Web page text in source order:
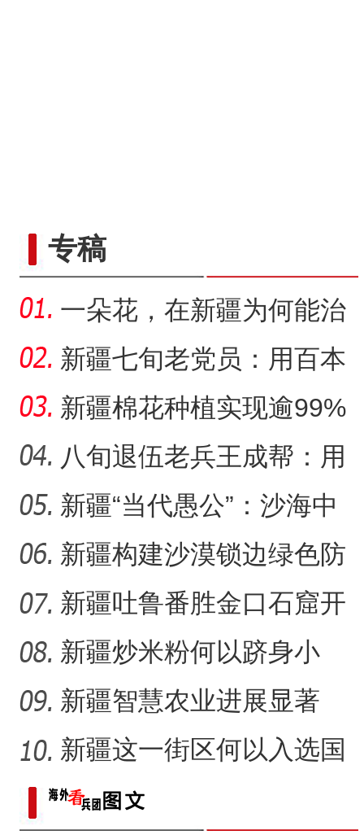
专稿
一朵花，在新疆为何能治
沙又致富？
新疆七旬老党员：用百本
日记记录村子半个多世纪
变
新疆棉花种植实现逾99%
机械化播种
八旬退伍老兵王成帮：用
半生光阴为城市披绿装
新疆“当代愚公”：沙海中
41载“凿”34公里“绿色
新疆构建沙漠锁边绿色防
护带 从“锁边绿化”到“产
新疆吐鲁番胜金口石窟开
放有何特殊意义？
新疆炒米粉何以跻身小
吃“顶流”？
新疆智慧农业进展显著
新疆这一街区何以入选国
家级旅游休闲街区名单？